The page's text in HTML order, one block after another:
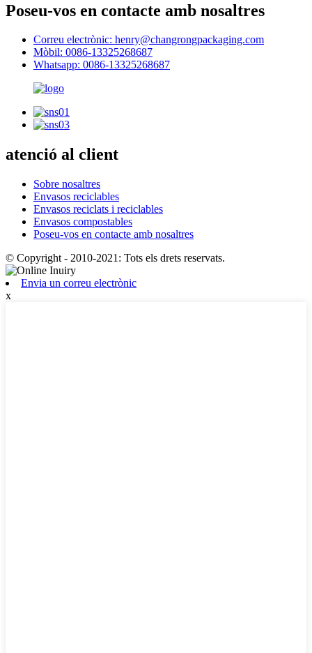
Poseu-vos en contacte amb nosaltres
Correu electrònic: henry@changrongpackaging.com
Mòbil: 0086-13325268687
Whatsapp: 0086-13325268687
atenció al client
Sobre nosaltres
Envasos reciclables
Envasos reciclats i reciclables
Envasos compostables
Poseu-vos en contacte amb nosaltres
© Copyright - 2010-2021: Tots els drets reservats.
Envia un correu electrònic
x